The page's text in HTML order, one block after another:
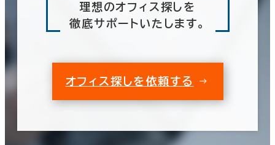
理想のオフィス探しを
徹底サポートいたします。
オフィス探しを依頼する